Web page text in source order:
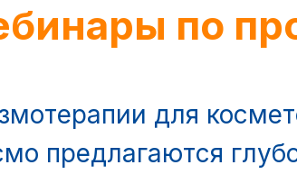
по
для
предлагаются